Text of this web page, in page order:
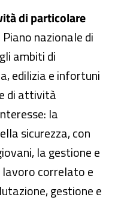
di particolare
nazionale di
ambiti di
edilizia e infortuni
di attività
la
sicurezza, con
la gestione e
lavoro correlato e
gestione e